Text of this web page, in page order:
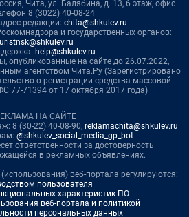
Чита, ул. Балябина, д. 13, 6 этаж, офис
8 (3022) 40-08-24
редакции: chita@shkulev.ru
и государственных органов:
help@shkulev.ru
опубликованные на сайте до 26.07.2022,
агентством Чита.Ру (Зарегистрировано
о регистрации средства массовой
77-71394 от 17 октября 2017 года)
НА САЙТЕ
8 (30-22) 40-08-90, reklamachita@shkulev.ru
@shkulev_social_media_gp_bot
ответственности за достоверность
в рекламных объявлениях.
веб-портала регулируются:
пользователя
характеристик ПО
веб-портала и политикой
персональных данных